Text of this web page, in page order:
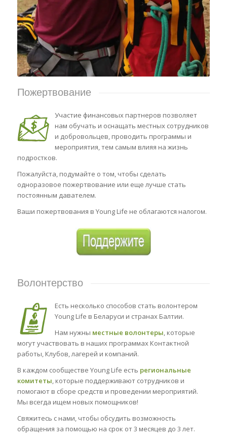
Пожертвование
Участие финансовых партнеров позволяет
нам обучать и оснащать местных сотрудников
и добровольцев, проводить программы и
мероприятия, тем самым влияя на жизнь
подростков.
Пожалуйста, подумайте о том, чтобы сделать
одноразовое пожертвование или еще лучше стать
постоянным давателем.
Ваши пожертвования в Young Life не облагаются налогом.
Волонтерство
Есть несколько способов стать волонтером
Young Life в Беларуси и странах Балтии.
Нам нужны местные волонтеры, которые
могут участвовать в наших программах Контактной
работы, Клубов, лагерей и компаний.
В каждом сообществе Young Life есть региональные
комитеты, которые поддерживают сотрудников и
помогают в сборе средств и проведении мероприятий.
Мы всегда ищем новых помощников!
Свяжитесь с нами, чтобы обсудить возможность
обращения за помощью на срок от 3 месяцев до 3 лет.